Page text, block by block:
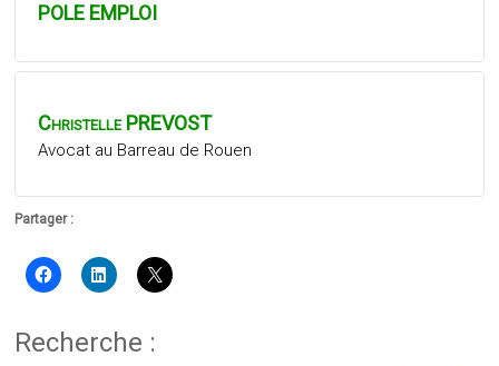
POLE EMPLOI
Christelle PREVOST
Avocat au Barreau de Rouen
Partager :
Recherche :